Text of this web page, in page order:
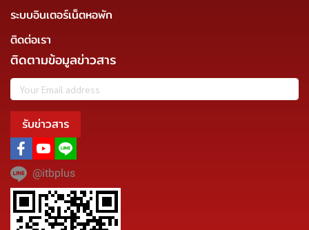
ระบบอินเตอร์เน็ตหอพัก
ติดต่อเรา
ติดตามข้อมูลข่าวสาร
รับข่าวสาร
@itbplus